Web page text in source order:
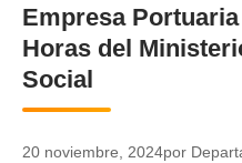
DEPORTES
ENTRETENIMIENTO Y
Empresa
Horas del
Social
20 noviembre, 2024por